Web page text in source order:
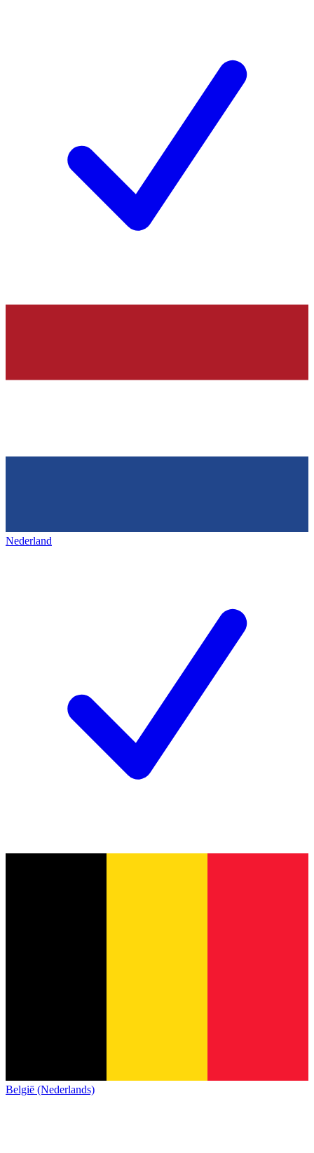
Nederland
België (Nederlands)